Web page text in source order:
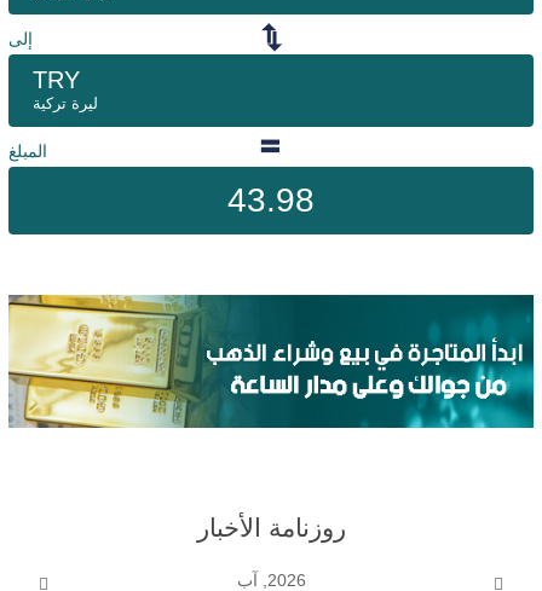
إلى
TRY
ليرة تركية
المبلغ
43.98
روزنامة الأخبار
2026, آب